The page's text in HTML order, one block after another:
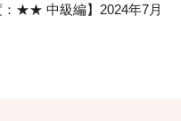
：★★ 中級編】2024年7月